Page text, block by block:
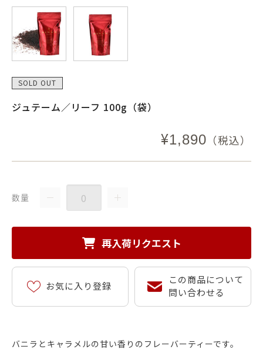
SOLD OUT
ジュテーム／リーフ 100g（袋）
¥1,890 （税込）
数量
再入荷リクエスト
お気に入り登録
この商品について
問い合わせる
バニラとキャラメルの甘い香りのフレーバーティーです。